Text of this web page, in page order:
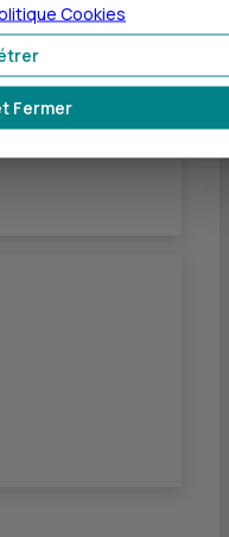
Fermer
Cookies